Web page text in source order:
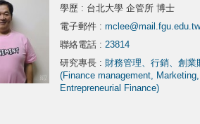
學歷 : 台北大學 企管所 博士
電子郵件 : mclee@mail.fgu.edu.tw
聯絡電話 : 23814
研究專長 : 財務管理、行銷、創業
(Finance management, Marketing,
Entrepreneurial Finance)